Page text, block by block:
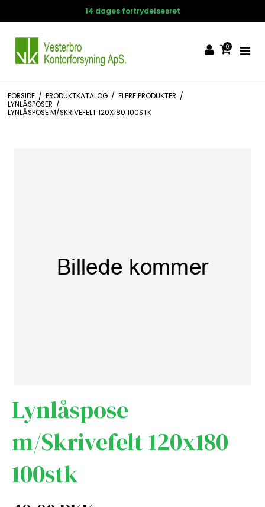
Hurtig levering 1-3 hverdage
0
FORSIDE / PRODUKTKATALOG / FLERE PRODUKTER /
LYNLÅSPOSER /
LYNLÅSPOSE M/SKRIVEFELT 120X180 100STK
Lynlåspose
m/Skrivefelt 120x180
100stk